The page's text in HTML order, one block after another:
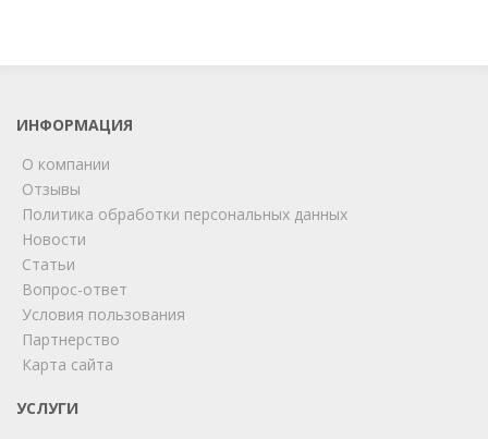
ИНФОРМАЦИЯ
О компании
Отзывы
Политика обработки персональных данных
Новости
Статьи
Вопрос-ответ
Условия пользования
Партнерство
Карта сайта
УСЛУГИ
online